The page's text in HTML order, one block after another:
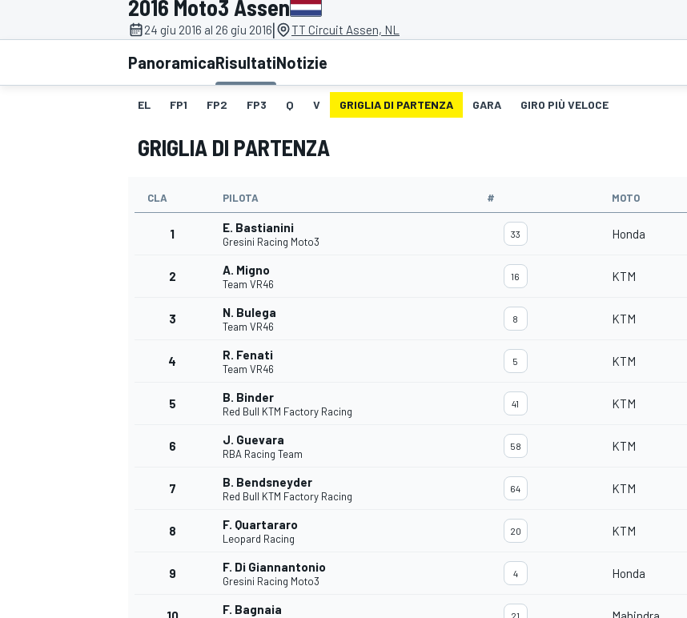
MOTOGP WEC
WRC
2016 Moto3 Assen
24 giu 2016 al 26 giu 2016| TT Circuit Assen, NL
PanoramicaRisultatiNotizie
EL FP1 FP2 FP3 Q V GRIGLIA DI PARTENZA GARA GIRO PIÙ VELOCE
GRIGLIA DI PARTENZA
CLA PILOTA # MOTO
1 E. Bastianini
Gresini Racing Moto3
33 Honda
2 A. Migno
Team VR46
16 KTM
3 N. Bulega
Team VR46
8 KTM
4 R. Fenati
Team VR46
5 KTM
5 B. Binder
Red Bull KTM Factory Racing
41 KTM
6 J. Guevara
RBA Racing Team
58 KTM
7 B. Bendsneyder
Red Bull KTM Factory Racing
64 KTM
8 F. Quartararo
Leopard Racing
20 KTM
9 F. Di Giannantonio
Gresini Racing Moto3
4 Honda
F. Bagnaia 21